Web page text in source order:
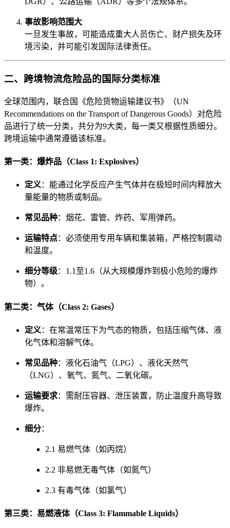
事故影响范围大
一旦发生事故，可能造成重大人员伤亡、财产损失及环
境污染，并可能引发国际法律责任。
二、跨境物流危险品的国际分类标准
全球范围内，联合国《危险货物运输建议书》（UN
Recommendations on the Transport of Dangerous Goods）对危险
品进行了统一分类，共分为9大类，每一类又根据性质细分。
跨境运输中通常遵循该标准。
第一类：爆炸品（Class 1: Explosives）
定义 ：能通过化学反应产生气体并在极短时间内释放大
量能量的物质或制品。
常见品种：烟花、雷管、炸药、军用弹药。
运输特点：必须使用专用车辆和集装箱，严格控制震动
和温度。
细分等级：1.1至1.6（从大规模爆炸到极小危险的爆炸
物）。
第二类：气体（Class 2: Gases）
定义 ：在常温常压下为气态的物质，包括压缩气体、液
化气体和溶解气体。
常见品种：液化石油气（LPG）、液化天然气
（LNG）、氧气、氮气、二氧化碳。
运输要求：需耐压容器、泄压装置，防止温度升高导致
爆炸。
细分：
2.1 易燃气体（如丙烷）
2.2 非易燃无毒气体（如氮气）
2.3 有毒气体（如氯气）
第三类：易燃液体（Class 3: Flammable Liquids）